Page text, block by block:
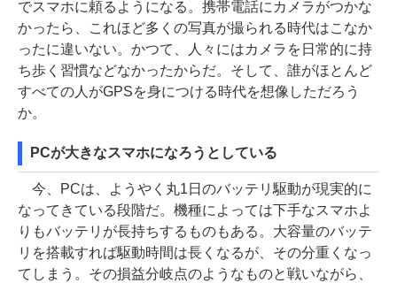
でスマホに頼るようになる。携帯電話にカメラがつかな
かったら、これほど多くの写真が撮られる時代はこなか
ったに違いない。かつて、人々にはカメラを日常的に持
ち歩く習慣などなかったからだ。そして、誰がほとんど
すべての人がGPSを身につける時代を想像しただろう
か。
PCが大きなスマホになろうとしている
今、PCは、ようやく丸1日のバッテリ駆動が現実的に
なってきている段階だ。機種によっては下手なスマホよ
りもバッテリが長持ちするものもある。大容量のバッテ
リを搭載すれば駆動時間は長くなるが、その分重くなっ
てしまう。その損益分岐点のようなものと戦いながら、